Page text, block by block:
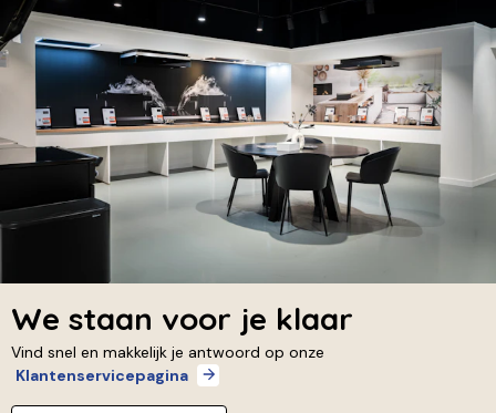
We staan voor je klaar
Vind snel en makkelijk je antwoord op onze
Klantenservicepagina